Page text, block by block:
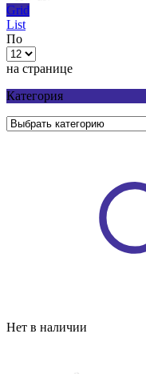
Grid
List
По
на странице
Категория
Нет в наличии